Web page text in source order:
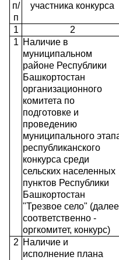
п/
п
участника конкурса
1 2
1 Наличие в
муниципальном
районе Республики
Башкортостан
организационного
комитета по
подготовке и
проведению
муниципального
республиканского
конкурса среди
сельских населенных
пунктов Республики
Башкортостан
"Трезвое село" (далее
соответственно -
оргкомитет, конкурс)
2 Наличие и
исполнение плана